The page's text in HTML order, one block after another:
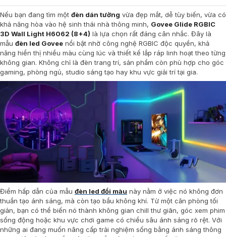
Nếu bạn đang tìm một đèn dán tường vừa đẹp mắt, dễ tùy biến, vừa có
khả năng hòa vào hệ sinh thái nhà thông minh, Govee Glide RGBIC
3D Wall Light H6062 (8+4) là lựa chọn rất đáng cân nhắc. Đây là
mẫu đèn led Govee nổi bật nhờ công nghệ RGBIC độc quyền, khả
năng hiển thị nhiều màu cùng lúc và thiết kế lắp ráp linh hoạt theo từng
không gian. Không chỉ là đèn trang trí, sản phẩm còn phù hợp cho góc
gaming, phòng ngủ, studio sáng tạo hay khu vực giải trí tại gia.
Điểm hấp dẫn của mẫu đèn led đổi màu này nằm ở việc nó không đơn
thuần tạo ánh sáng, mà còn tạo bầu không khí. Từ một căn phòng tối
giản, bạn có thể biến nó thành không gian chill thư giãn, góc xem phim
sống động hoặc khu vực chơi game có chiều sâu ánh sáng rõ rệt. Với
những ai đang muốn nâng cấp trải nghiệm sống bằng ánh sáng thông